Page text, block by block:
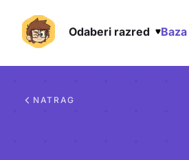
Odaberi razred
NATRAG